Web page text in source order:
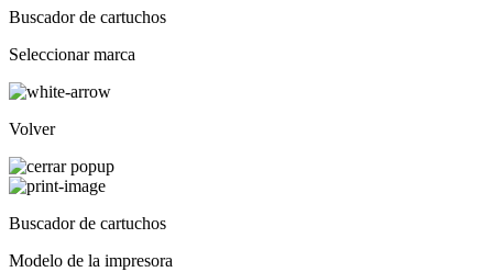
Buscador de cartuchos
Seleccionar marca
Volver
Buscador de cartuchos
Modelo de la impresora